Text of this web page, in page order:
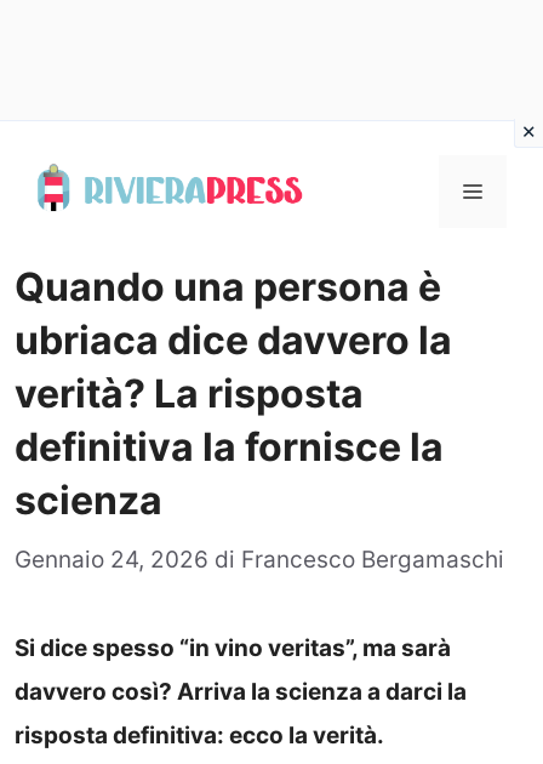
Menu
Quando una persona è
ubriaca dice davvero la
verità? La risposta
definitiva la fornisce la
scienza
Gennaio 24, 2026 di Francesco Bergamaschi
Si dice spesso “in vino veritas”, ma sarà
davvero così? Arriva la scienza a darci la
risposta definitiva: ecco la verità.